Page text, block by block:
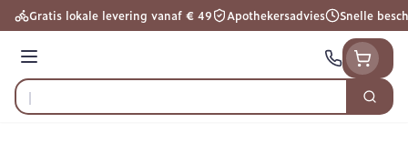
Ga naar de inhoud
Gratis lokale levering vanaf € 49 Apothekersadvies Snelle
Menu
Product, merk, categorie...
Zoek